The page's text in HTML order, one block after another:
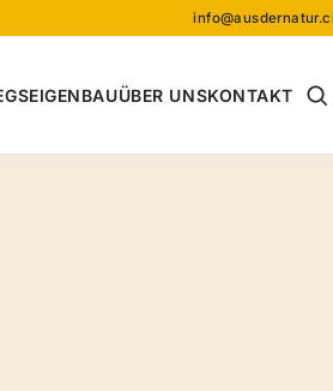
EIGENBAUÜBER UNSKONTAKT